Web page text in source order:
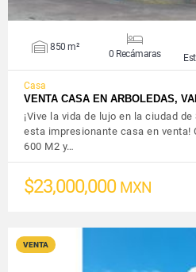
850 m²
0 Recámaras
Casa
VENTA CASA EN ARBOLEDAS,
¡Vive la vida de lujo en la ciudad
esta impresionante casa en venta!
600 M2 y…
$23,000,000 MXN
VENTA